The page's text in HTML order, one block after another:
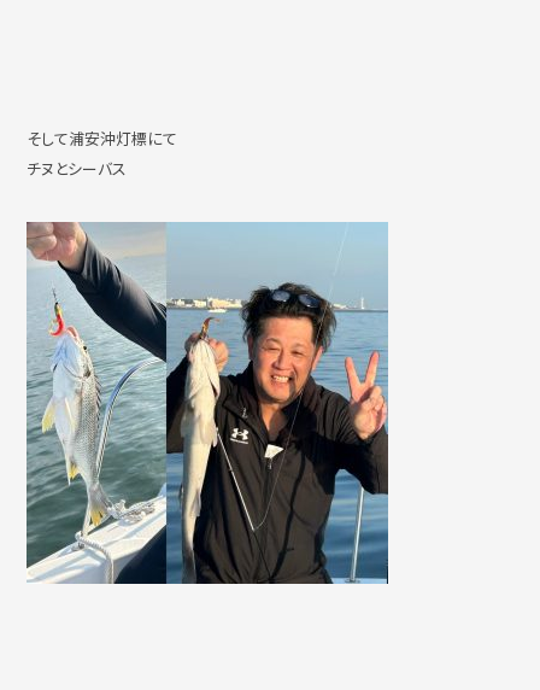
そして浦安沖灯標にて
チヌとシーバス